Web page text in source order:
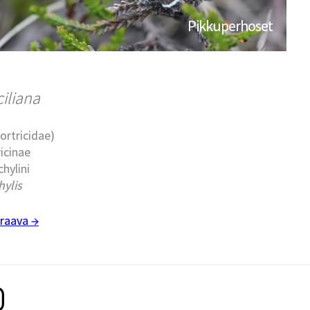
Pikkuperhoset
→